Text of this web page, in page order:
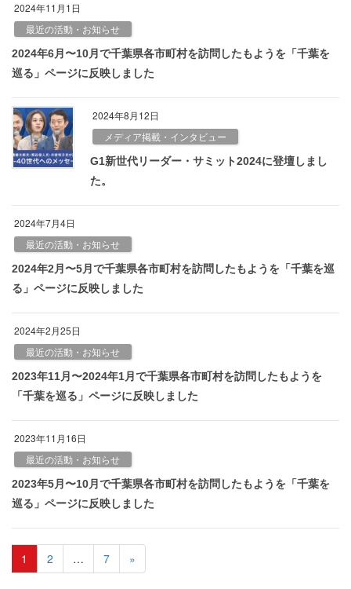
2024年11月1日
最近の活動・お知らせ
2024年6月〜10月で千葉県各市町村を訪問したもようを「千葉を
巡る」ページに反映しました
2024年8月12日
メディア掲載・インタビュー
G1新世代リーダー・サミット2024に登壇しまし
た。
2024年7月4日
最近の活動・お知らせ
2024年2月〜5月で千葉県各市町村を訪問したもようを「千葉を巡
る」ページに反映しました
2024年2月25日
最近の活動・お知らせ
2023年11月〜2024年1月で千葉県各市町村を訪問したもようを
「千葉を巡る」ページに反映しました
2023年11月16日
最近の活動・お知らせ
2023年5月〜10月で千葉県各市町村を訪問したもようを「千葉を
巡る」ページに反映しました
1 2 … 7 »